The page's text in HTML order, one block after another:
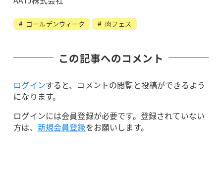
ゴールデンウィーク 肉フェス
この記事へのコメント
ログインすると、コメントの閲覧と投稿ができるよう
になります。
ログインには会員登録が必要です。登録されていない
方は、 新規会員登録をお願いします。